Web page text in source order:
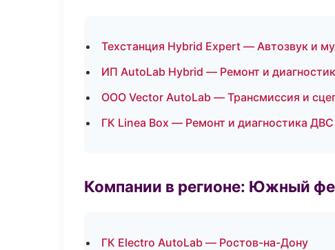
Техстанция Hybrid Expert — Автозвук и
ИП AutoLab Hybrid — Ремонт и
ООО Vector AutoLab — Трансмиссия и
ГК Linea Box — Ремонт и диагностика ДВС
Компании в регионе: Южный
ГК Electro AutoLab — Ростов-на-Дону